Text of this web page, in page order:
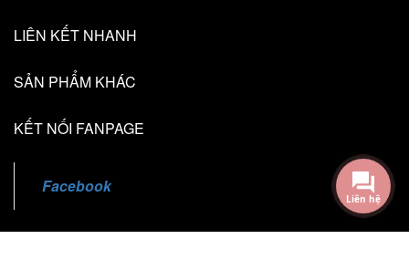
LIÊN KẾT NHANH
SẢN PHẨM KHÁC
KẾT NỐI FANPAGE
Liên hệ